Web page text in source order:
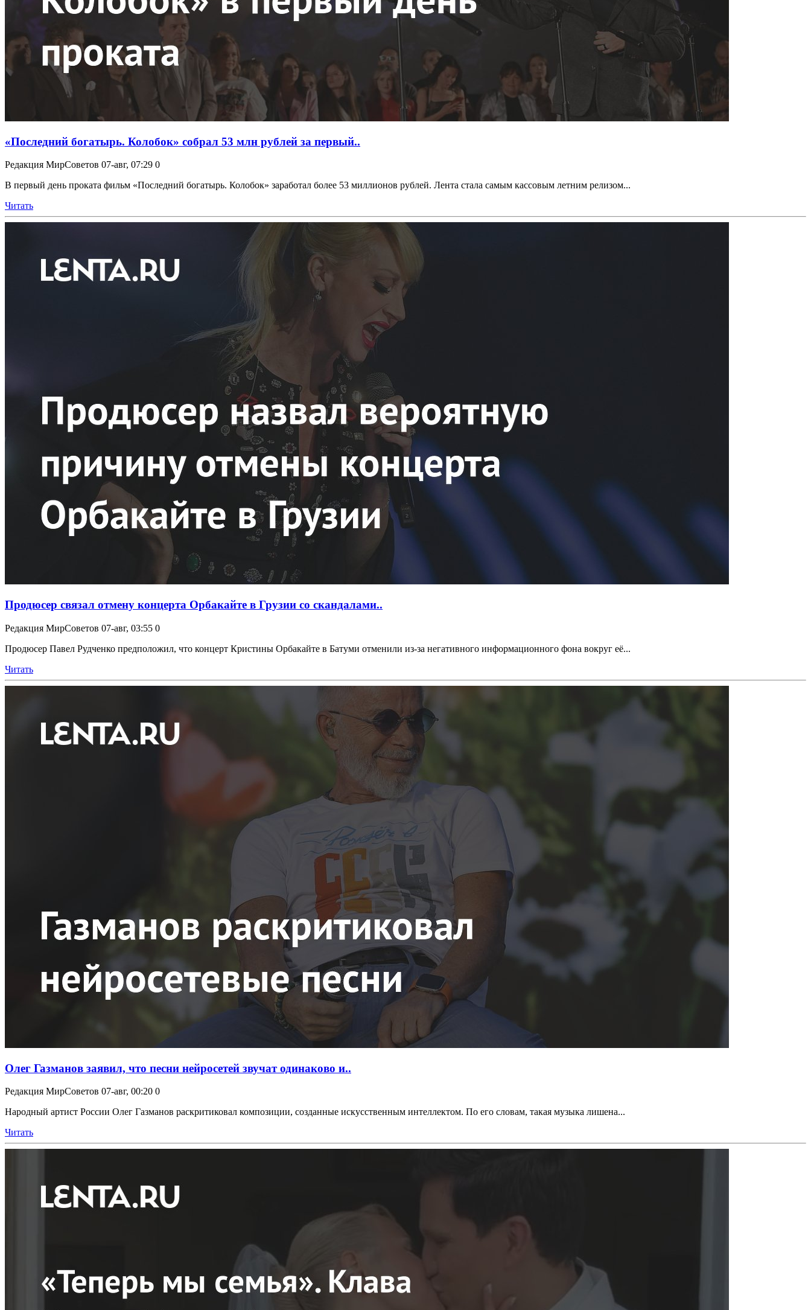
«Последний богатырь. Колобок» собрал 53 млн рублей за первый..
Редакция МирСоветов 07-авг, 07:29 0
В первый день проката фильм «Последний богатырь. Колобок» заработал более 53 миллионов рублей. Лента стала самым кассовым летним релизом...
Читать
Продюсер связал отмену концерта Орбакайте в Грузии со скандалами..
Редакция МирСоветов 07-авг, 03:55 0
Продюсер Павел Рудченко предположил, что концерт Кристины Орбакайте в Батуми отменили из-за негативного информационного фона вокруг её...
Читать
Олег Газманов заявил, что песни нейросетей звучат одинаково и..
Редакция МирСоветов 07-авг, 00:20 0
Народный артист России Олег Газманов раскритиковал композиции, созданные искусственным интеллектом. По его словам, такая музыка лишена...
Читать